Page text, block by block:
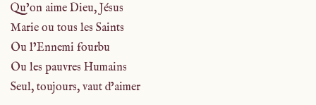
Qu’on aime Dieu, Jésus
Marie ou tous les Saints
Ou l’Ennemi fourbu
Ou les pauvres Humains
Seul, toujours, vaut d’aimer